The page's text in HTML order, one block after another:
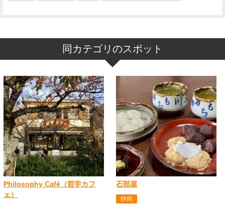
同カテゴリのスポット
Philosophy Café（哲学カフ
ェ）
石部屋
静岡